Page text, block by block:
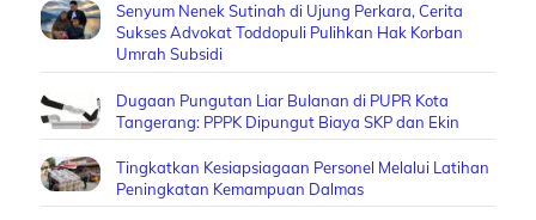
Senyum Nenek Sutinah di Ujung Perkara, Cerita
Sukses Advokat Toddopuli Pulihkan Hak Korban
Umrah Subsidi
Dugaan Pungutan Liar Bulanan di PUPR Kota
Tangerang: PPPK Dipungut Biaya SKP dan Ekin
Tingkatkan Kesiapsiagaan Personel Melalui Latihan
Peningkatan Kemampuan Dalmas